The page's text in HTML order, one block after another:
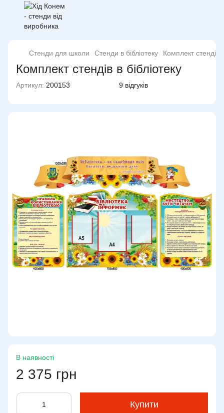
Стенди для школи Стенди в бібліотеку Комплект стендів
Комплект стендів в бібліотеку
Артикул: 200153 9 відгуків
В наявності
2 375 грн
Купити